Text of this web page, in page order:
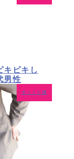
キピキし
男性
ぎっくり腰